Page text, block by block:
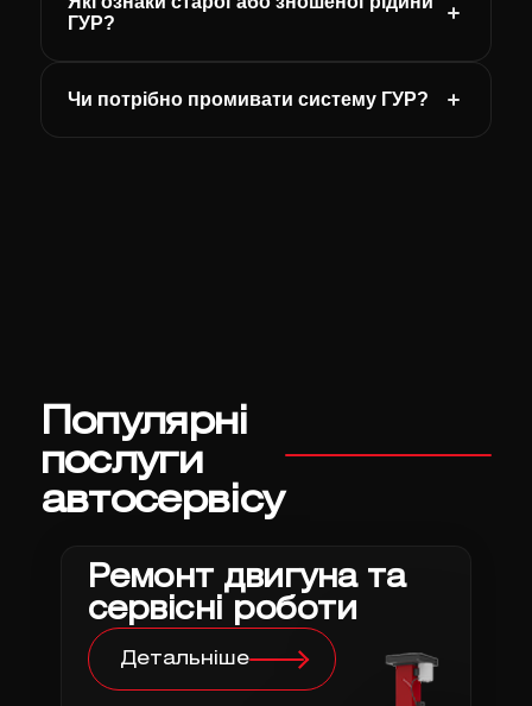
ГУР?
Чи потрібно промивати систему ГУР?
Популярні
послуги
автосервісу
Ремонт двигуна та
сервісні роботи
Детальніше